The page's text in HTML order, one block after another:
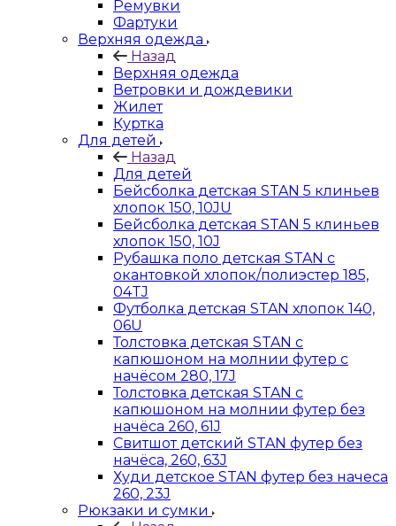
Ремувки
Фартуки
Верхняя одежда
Назад
Верхняя одежда
Ветровки и дождевики
Жилет
Куртка
Для детей
Назад
Для детей
Бейсболка детская STAN 5 клиньев
хлопок 150, 10JU
Бейсболка детская STAN 5 клиньев
хлопок 150, 10J
Рубашка поло детская STAN с
окантовкой хлопок/полиэстер 185,
04TJ
Футболка детская STAN хлопок 140,
06U
Толстовка детская STAN с
капюшоном на молнии футер с
начёсом 280, 17J
Толстовка детская STAN с
капюшоном на молнии футер без
начёса 260, 61J
Свитшот детский STAN футер без
начёса, 260, 63J
Худи детское STAN футер без начеса
260, 23J
Рюкзаки и сумки